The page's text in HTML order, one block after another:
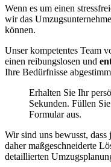
Wenn es um einen
wir das
können.
Unser kompetentes Team
einen reibungslosen und
Ihre Bedürfnisse
Erhalten Sie Ihr
Sekunden. Füllen
Formular aus.
Wir sind uns bewusst,
daher maßgeschneiderte
detaillierten